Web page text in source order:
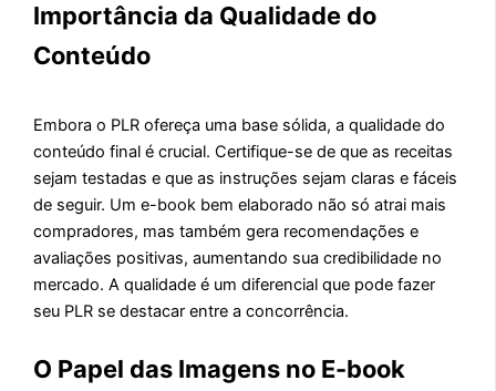
Importância da Qualidade do
Conteúdo
Embora o PLR ofereça uma base sólida, a qualidade do
conteúdo final é crucial. Certifique-se de que as receitas
sejam testadas e que as instruções sejam claras e fáceis
de seguir. Um e-book bem elaborado não só atrai mais
compradores, mas também gera recomendações e
avaliações positivas, aumentando sua credibilidade no
mercado. A qualidade é um diferencial que pode fazer
seu PLR se destacar entre a concorrência.
O Papel das Imagens no E-book